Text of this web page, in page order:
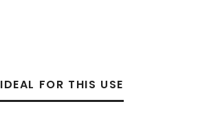
IDEAL FOR THIS USE